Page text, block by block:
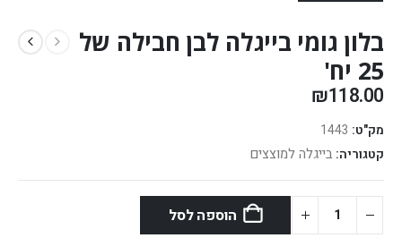
בלון גומי בייגלה לבן חבילה של
25 יח'
₪118.00
מק"ט: 1443
קטגוריה: בייגלה למוצצים
הוספה לסל